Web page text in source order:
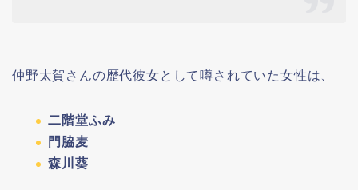
仲野太賀さんの歴代彼女として噂されていた女性は、
二階堂ふみ
門脇麦
森川葵